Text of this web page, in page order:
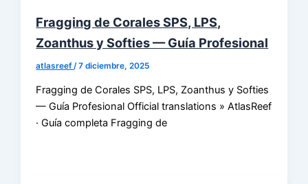
Fragging de Corales SPS, LPS,
Zoanthus y Softies — Guía Profesional
atlasreef/7 diciembre, 2025
Fragging de Corales SPS, LPS, Zoanthus y Softies
— Guía Profesional Official translations » AtlasReef
· Guía completa Fragging de